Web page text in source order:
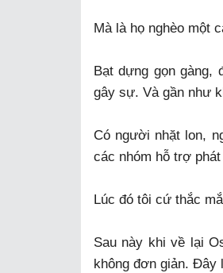
Mà là họ nghèo một
Bạt dựng gọn gàng,
gây sự. Và gần như
Có người nhặt lon,
các nhóm hỗ trợ
Lúc đó tôi cứ thắc
Sau này khi về lại
không đơn giản. Đây